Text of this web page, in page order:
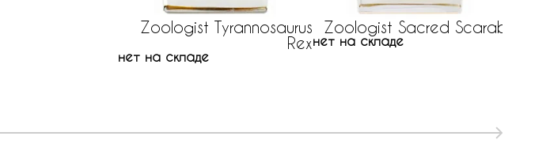
Zoologist Tyrannosaurus
Rex
нет на складе
Zoologist Sacred Scarab
нет на складе